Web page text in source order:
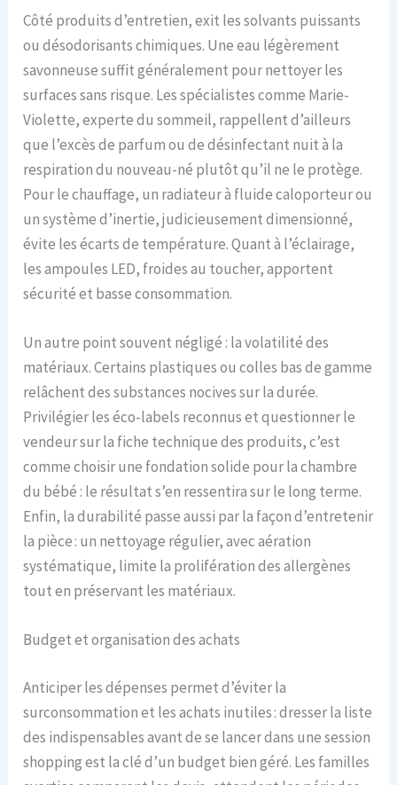
Côté produits d’entretien, exit les solvants puissants
ou désodorisants chimiques. Une eau légèrement
savonneuse suffit généralement pour nettoyer les
surfaces sans risque. Les spécialistes comme Marie-
Violette, experte du sommeil, rappellent d’ailleurs
que l’excès de parfum ou de désinfectant nuit à la
respiration du nouveau-né plutôt qu’il ne le protège.
Pour le chauffage, un radiateur à fluide caloporteur ou
un système d’inertie, judicieusement dimensionné,
évite les écarts de température. Quant à l’éclairage,
les ampoules LED, froides au toucher, apportent
sécurité et basse consommation.
Un autre point souvent négligé : la volatilité des
matériaux. Certains plastiques ou colles bas de gamme
relâchent des substances nocives sur la durée.
Privilégier les éco-labels reconnus et questionner le
vendeur sur la fiche technique des produits, c’est
comme choisir une fondation solide pour la chambre
du bébé : le résultat s’en ressentira sur le long terme.
Enfin, la durabilité passe aussi par la façon d’entretenir
la pièce : un nettoyage régulier, avec aération
systématique, limite la prolifération des allergènes
tout en préservant les matériaux.
Budget et organisation des achats
Anticiper les dépenses permet d’éviter la
surconsommation et les achats inutiles : dresser la liste
des indispensables avant de se lancer dans une session
shopping est la clé d’un budget bien géré. Les familles